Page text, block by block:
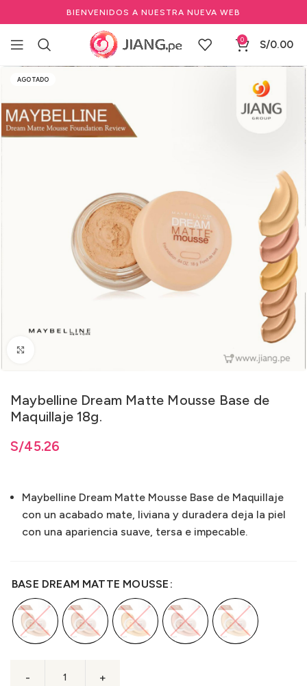
BIENVENIDOS A NUESTRA NUEVA WEB
0 S/0.00
Inicio Maquillaje
AGOTADO
Maybelline Dream Matte Mousse Base de
Maquillaje 18g.
S/45.26
S/45.26
Maybelline Dream Matte Mousse Base de Maquillaje
con un acabado mate, liviana y duradera deja la piel
con una apariencia suave, tersa e impecable.
BASE DREAM MATTE MOUSSE